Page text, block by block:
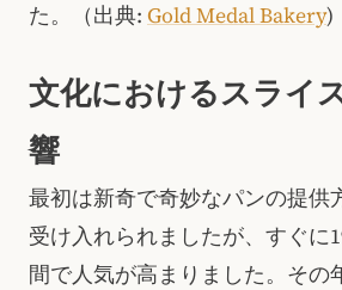
た。（出典: Gold Medal Bakery)
文化におけるスライ
響
最初は新奇で奇妙なパンの提供
受け入れられましたが、すぐに
間で人気が高まりました。その